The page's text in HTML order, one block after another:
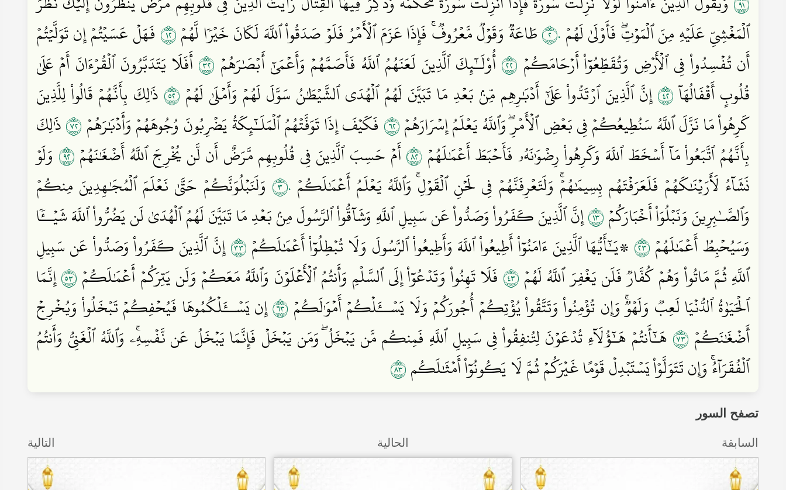
ٱلۡمَغۡشِيِّ عَلَيۡهِ مِنَ ٱلۡمَوۡتِۖ فَأَوۡلَىٰ لَهُمۡ٢٠طَاعَةٞ وَقَوۡلٞ مَّعۡرُوفٞۚ فَإِذَا عَزَمَ ٱلۡأَمۡرُ فَلَوۡ صَدَقُواْ ٱللَّهَ لَكَانَ خَيۡرٗا لَّهُمۡ٢١فَهَلۡ عَسَيۡتُمۡ إِن تَوَلَّيۡتُمۡ
أَن تُفۡسِدُواْ فِي ٱلۡأَرۡضِ وَتُقَطِّعُوٓاْ أَرۡحَامَكُمۡ ٢٢أُوْلَـٰٓئِكَ ٱلَّذِينَ لَعَنَهُمُ ٱللَّهُ فَأَصَمَّهُمۡ وَأَعۡمَىٰٓ أَبۡصَٰرَهُمۡ ٢٣أَفَلَا يَتَدَبَّرُونَ ٱلۡقُرۡءَانَ أَمۡ عَلَىٰ
قُلُوبٍ أَقۡفَالُهَآ٢٤إِنَّ ٱلَّذِينَ ٱرۡتَدُّواْ عَلَىٰٓ أَدۡبَٰرِهِم مِّنۢ بَعۡدِ مَا تَبَيَّنَ لَهُمُ ٱلۡهُدَى ٱلشَّيۡطَٰنُ سَوَّلَ لَهُمۡ وَأَمۡلَىٰ لَهُمۡ ٢٥ ذَٰلِكَ بِأَنَّهُمۡ قَالُواْ لِلَّذِينَ
كَرِهُواْ مَا نَزَّلَ ٱللَّهُ سَنُطِيعُكُمۡ فِي بَعۡضِ ٱلۡأَمۡرِۖ وَٱللَّهُ يَعۡلَمُ إِسۡرَارَهُمۡ٢٦ فَكَيۡفَ إِذَا تَوَفَّتۡهُمُ ٱلۡمَلَـٰٓئِكَةُ يَضۡرِبُونَ وُجُوهَهُمۡ وَأَدۡبَٰرَهُمۡ٢٧ذَٰلِكَ
بِأَنَّهُمُ ٱتَّبَعُواْ مَآ أَسۡخَطَ ٱللَّهَ وَكَرِهُواْ رِضۡوَٰنَهُۥ فَأَحۡبَطَ أَعۡمَٰلَهُمۡ ٢٨أَمۡ حَسِبَ ٱلَّذِينَ فِي قُلُوبِهِم مَّرَضٌ أَن لَّن يُخۡرِجَ ٱللَّهُ أَضۡغَٰنَهُمۡ٢٩ وَلَوۡ
نَشَآءُ لَأَرَيۡنَٰكَهُمۡ فَلَعَرَفۡتَهُم بِسِيمَٰهُمۡۚ وَلَتَعۡرِفَنَّهُمۡ فِي لَحۡنِ ٱلۡقَوۡلِۚ وَٱللَّهُ يَعۡلَمُ أَعۡمَٰلَكُمۡ ٣٠ وَلَنَبۡلُوَنَّكُمۡ حَتَّىٰ نَعۡلَمَ ٱلۡمُجَٰهِدِينَ مِنكُمۡ
وَٱلصَّـٰبِرِينَ وَنَبۡلُوَاْ أَخۡبَارَكُمۡ٣١إِنَّ ٱلَّذِينَ كَفَرُواْ وَصَدُّواْ عَن سَبِيلِ ٱللَّهِ وَشَآقُّواْ ٱلرَّسُولَ مِنۢ بَعۡدِ مَا تَبَيَّنَ لَهُمُ ٱلۡهُدَىٰ لَن يَضُرُّواْ ٱللَّهَ شَيۡــٔٗا
وَسَيُحۡبِطُ أَعۡمَٰلَهُمۡ٣٢ ۞يَـٰٓأَيُّهَا ٱلَّذِينَ ءَامَنُوٓاْ أَطِيعُواْ ٱللَّهَ وَأَطِيعُواْ ٱلرَّسُولَ وَلَا تُبۡطِلُوٓاْ أَعۡمَٰلَكُمۡ٣٣إِنَّ ٱلَّذِينَ كَفَرُواْ وَصَدُّواْ عَن سَبِيلِ
ٱللَّهِ ثُمَّ مَاتُواْ وَهُمۡ كُفَّارٞ فَلَن يَغۡفِرَ ٱللَّهُ لَهُمۡ٣٤ فَلَا تَهِنُواْ وَتَدۡعُوٓاْ إِلَى ٱلسَّلۡمِ وَأَنتُمُ ٱلۡأَعۡلَوۡنَ وَٱللَّهُ مَعَكُمۡ وَلَن يَتِرَكُمۡ أَعۡمَٰلَكُمۡ٣٥إِنَّمَا
ٱلۡحَيَوٰةُ ٱلدُّنۡيَا لَعِبٞ وَلَهۡوٞۚ وَإِن تُؤۡمِنُواْ وَتَتَّقُواْ يُؤۡتِكُمۡ أُجُورَكُمۡ وَلَا يَسۡــَٔلۡكُمۡ أَمۡوَٰلَكُمۡ ٣٦إِن يَسۡــَٔلۡكُمُوهَا فَيُحۡفِكُمۡ تَبۡخَلُواْ وَيُخۡرِجۡ
أَضۡغَٰنَكُمۡ ٣٧ هَـٰٓأَنتُمۡ هَـٰٓؤُلَآءِ تُدۡعَوۡنَ لِتُنفِقُواْ فِي سَبِيلِ ٱللَّهِ فَمِنكُم مَّن يَبۡخَلُۖ وَمَن يَبۡخَلۡ فَإِنَّمَا يَبۡخَلُ عَن نَّفۡسِهِۦۚ وَٱللَّهُ ٱلۡغَنِيُّ وَأَنتُمُ
ٱلۡفُقَرَآءُۚ وَإِن تَتَوَلَّوۡاْ يَسۡتَبۡدِلۡ قَوۡمًا غَيۡرَكُمۡ ثُمَّ لَا يَكُونُوٓاْ أَمۡثَٰلَكُم٣٨
تصفح السور
الحالية السابقة التالية